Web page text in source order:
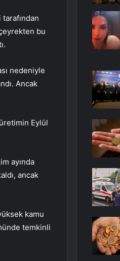
bu
nedeniyle
Ancak
Eylül
ayında
ancak
kamu
temkinli